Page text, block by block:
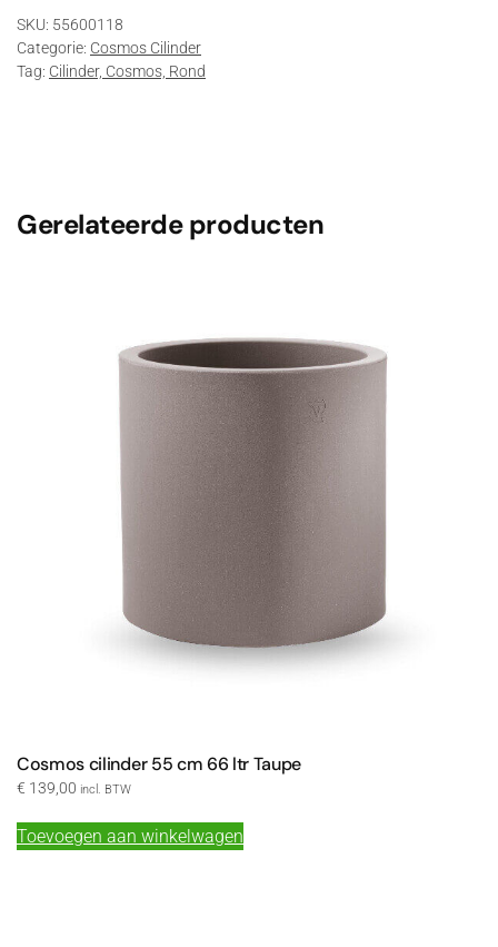
cm
40
SKU: 55600118
Categorie: Cosmos Cilinder
Tag: Cilinder, Cosmos, Rond
Gerelateerde producten
Cosmos cilinder 55 cm 66 ltr Taupe
€ 139,00 incl. BTW
Toevoegen aan winkelwagen